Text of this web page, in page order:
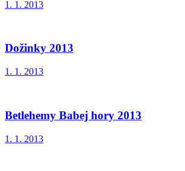
1. 1. 2013
Dožinky 2013
1. 1. 2013
Betlehemy Babej hory 2013
1. 1. 2013